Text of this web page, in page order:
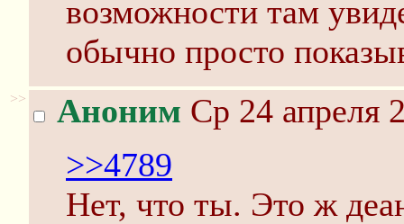
возможности там
обычно просто
>> Аноним Ср 24 апреля
>>4789
Нет, что ты. Это ж